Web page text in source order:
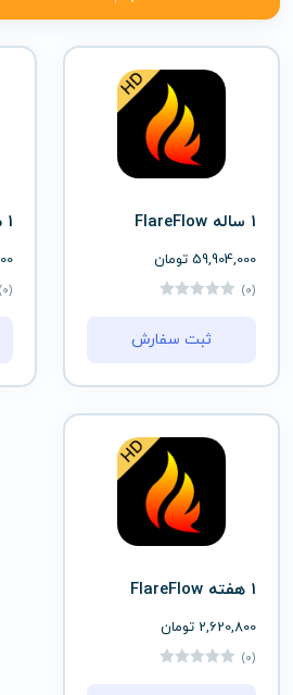
1 ساله FlareFlow
59,904,000 تومان
(0)
ثبت سفارش
1 ماهه FlareFlow
(0)
1 هفته FlareFlow
2,620,800 تومان
(0)